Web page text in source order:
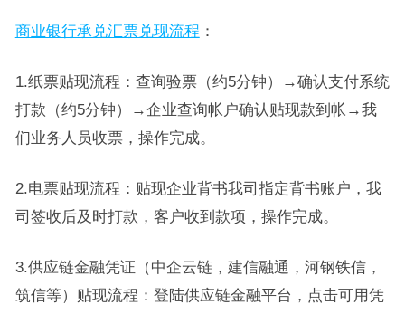
商业银行承兑汇票兑现流程 ：
1.纸票贴现流程：查询验票（约5分钟）→确认支付系统
打款（约5分钟）→企业查询帐户确认贴现款到帐→我
们业务人员收票，操作完成。
2.电票贴现流程：贴现企业背书我司指定背书账户，我
司签收后及时打款，客户收到款项，操作完成。
3.供应链金融凭证（中企云链，建信融通，河钢铁信，
筑信等）贴现流程：登陆供应链金融平台，点击可用凭